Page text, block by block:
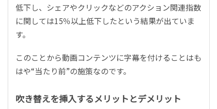
低下し、シェアやクリックなどのアクション関連指数
に関しては15％以上低下したという結果が出ていま
す。
このことから動画コンテンツに字幕を付けることはも
はや“当たり前”の施策なのです。
吹き替えを挿入するメリットとデメリット